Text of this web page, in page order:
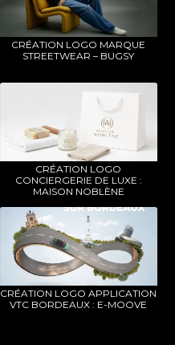
CRÉATION LOGO MARQUE
STREETWEAR – BUGSY
CRÉATION LOGO
CONCIERGERIE DE LUXE :
MAISON NOBLÈNE
CRÉATION LOGO APPLICATION
VTC BORDEAUX : E-MOOVE